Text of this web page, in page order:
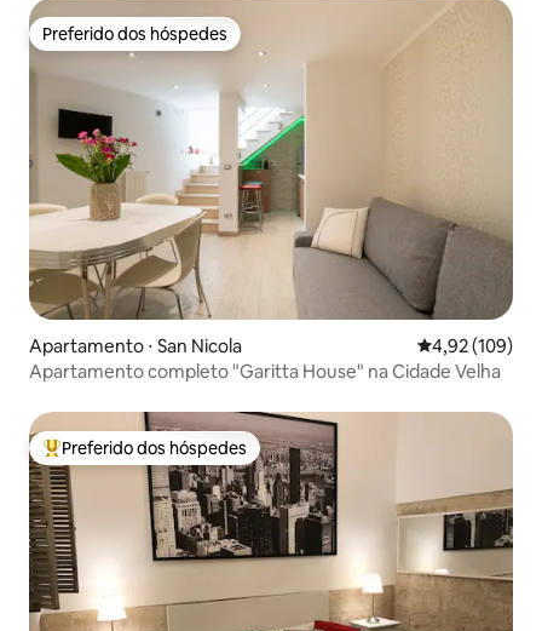
Preferido dos hóspedes
Preferido dos hóspedes
Apartamento ⋅ San Nicola 4,92 de uma
4,92 (109)
Apartamento completo "Garitta House" na Cidade Velha
Entre os melhores preferidos dos hóspedes
Preferido dos hóspedes